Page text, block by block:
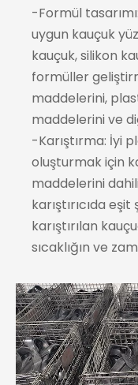
-Formül
uygun kauçuk
kauçuk, silikon
formüller
maddelerini,
maddelerini ve
-Karıştırma: İyi
oluşturmak için
maddelerini
karıştırıcıda
karıştırılan
sıcaklığın ve